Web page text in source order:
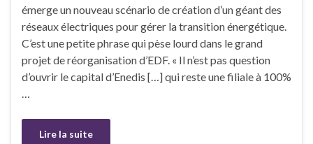
émerge un nouveau scénario de création d’un géant des
réseaux électriques pour gérer la transition énergétique.
C’est une petite phrase qui pèse lourd dans le grand
projet de réorganisation d’EDF. « Il n’est pas question
d’ouvrir le capital d’Enedis […] qui reste une filiale à 100%
Lire la suite